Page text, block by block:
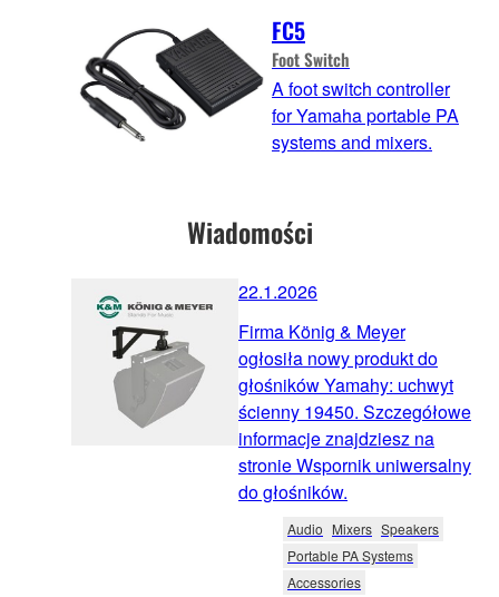
FC5
Foot Switch
A foot switch controller
for Yamaha portable PA
systems and mixers.
Wiadomości
22.1.2026
Firma König & Meyer
ogłosiła nowy produkt do
głośników Yamahy: uchwyt
ścienny 19450. Szczegółowe
informacje znajdziesz na
stronie Wspornik uniwersalny
do głośników.
Audio Mixers Speakers
Portable PA Systems
Accessories